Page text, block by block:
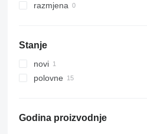
razmjena
Stanje
novi
polovne
Godina proizvodnje